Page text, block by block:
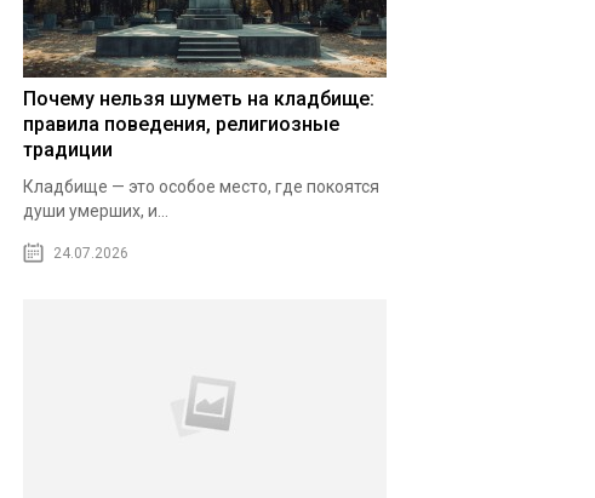
Почему нельзя шуметь на кладбище:
правила поведения, религиозные
традиции
Кладбище — это особое место, где покоятся
души умерших, и...
24.07.2026